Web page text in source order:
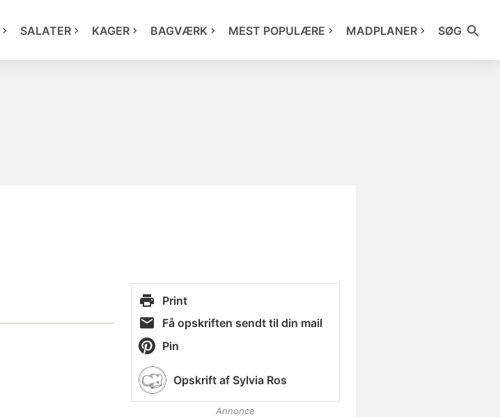
SALATER KAGER BAGVÆRK MEST POPULÆRE MADPLANER SØG
Print
Få opskriften sendt til din mail
Pin
Opskrift af Sylvia Ros
Annonce